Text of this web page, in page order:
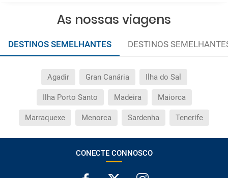
As nossas viagens
DESTINOS SEMELHANTES DESTINOS
Agadir Gran Canária Ilha do Sal
Ilha Porto Santo Madeira Maiorca
Marraquexe Menorca Sardenha Tenerife
CONECTE CONNOSCO